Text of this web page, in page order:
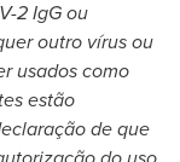
2 IgG ou
outro vírus ou
usados como
estão
de que